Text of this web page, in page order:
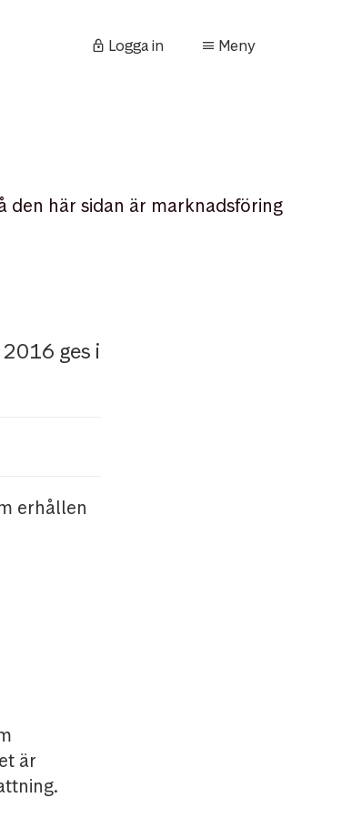
Logga in Meny
den här sidan är marknadsföring
ges i
erhållen
är